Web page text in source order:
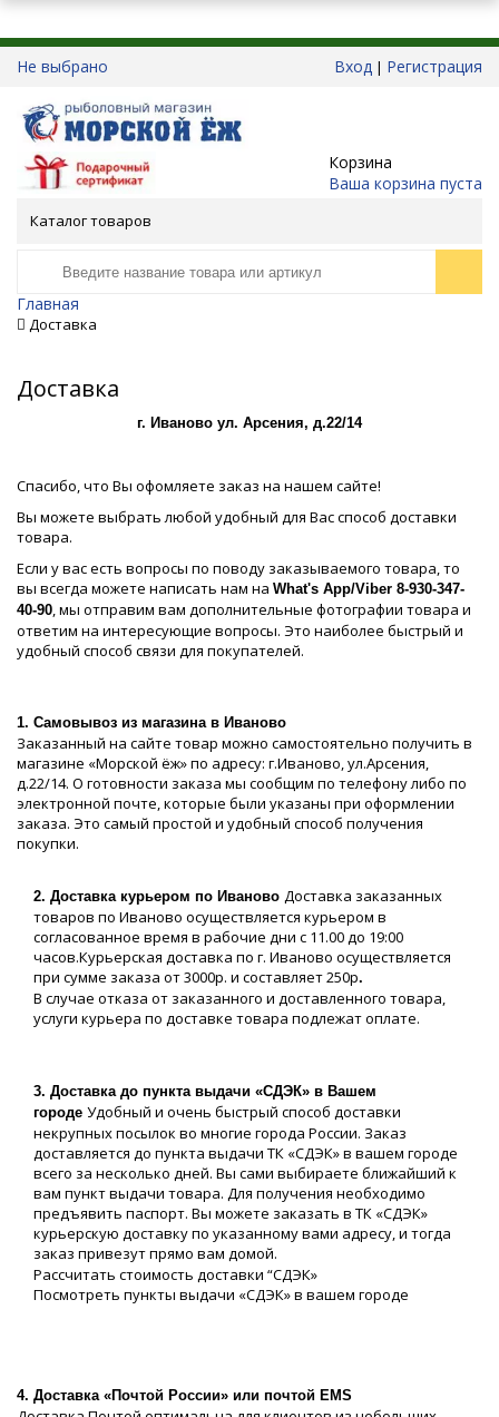
Не выбрано Вход | Регистрация
Корзина
Ваша корзина пуста
Каталог товаров
Главная
Доставка
Доставка
г. Иваново ул. Арсения, д.22/14
Спасибо, что Вы офомляете заказ на нашем сайте!
Вы можете выбрать любой удобный для Вас способ доставки
товара.
Если у вас есть вопросы по поводу заказываемого товара, то
вы всегда можете написать нам на What's App/Viber 8-930-347-
40-90, мы отправим вам дополнительные фотографии товара и
ответим на интересующие вопросы. Это наиболее быстрый и
удобный способ связи для покупателей.
1. Самовывоз из магазина в Иваново
Заказанный на сайте товар можно самостоятельно получить в
магазине «Морской ёж» по адресу: г.Иваново, ул.Арсения,
д.22/14. О готовности заказа мы сообщим по телефону либо по
электронной почте, которые были указаны при оформлении
заказа. Это самый простой и удобный способ получения
покупки.
2. Доставка курьером по Иваново Доставка заказанных
товаров по Иваново осуществляется курьером в
согласованное время в рабочие дни с 11.00 до 19:00
часов.Курьерская доставка по г. Иваново осуществляется
при сумме заказа от 3000р. и составляет 250р.
В случае отказа от заказанного и доставленного товара,
услуги курьера по доставке товара подлежат оплате.
3. Доставка до пункта выдачи «СДЭК» в Вашем
городе Удобный и очень быстрый способ доставки
некрупных посылок во многие города России. Заказ
доставляется до пункта выдачи ТК «СДЭК» в вашем городе
всего за несколько дней. Вы сами выбираете ближайший к
вам пункт выдачи товара. Для получения необходимо
предъявить паспорт. Вы можете заказать в ТК «СДЭК»
курьерскую доставку по указанному вами адресу, и тогда
заказ привезут прямо вам домой.
Рассчитать стоимость доставки “СДЭК»
Посмотреть пункты выдачи «СДЭК» в вашем городе
4. Доставка «Почтой России» или почтой EMS